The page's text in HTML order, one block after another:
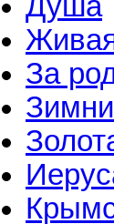
Душа
За